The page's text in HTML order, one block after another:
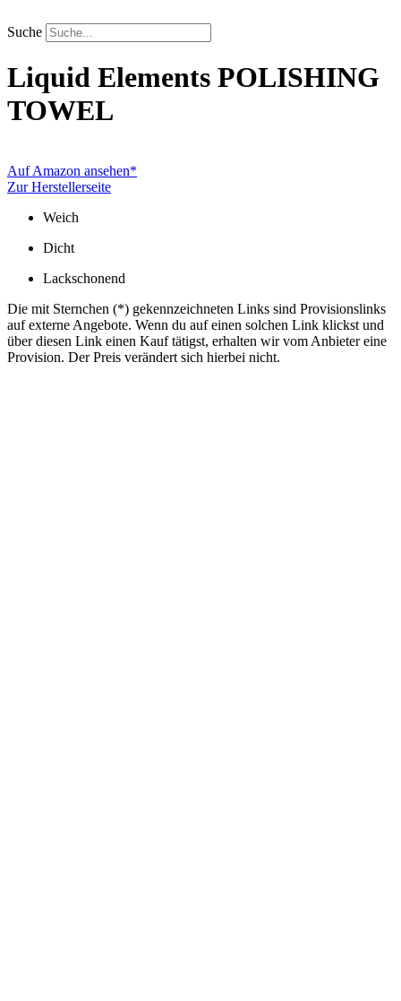
Inhalt
springen
Suche
Liquid Elements POLISHING
TOWEL
Auf Amazon ansehen*
Zur Herstellerseite
Weich
Dicht
Lackschonend
Die mit Sternchen (*) gekennzeichneten Links sind Provisionslinks
auf externe Angebote. Wenn du auf einen solchen Link klickst und
über diesen Link einen Kauf tätigst, erhalten wir vom Anbieter eine
Provision. Der Preis verändert sich hierbei nicht.